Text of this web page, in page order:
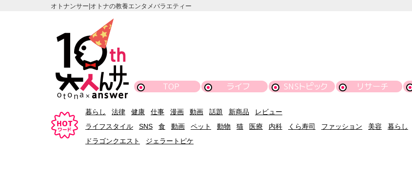
オトナンサー|オトナの教養エンタメバラエティー
TOP ライフ SNSトピック リサーチ
暮らし 法律 健康 仕事 漫画 動画 話題 新商品
レビュー
ライフスタイル
SNS 食 動画 ペット 動物 猫 医療 内科 くら寿司 ファッション 美容 暮らし
ドラゴンクエスト
ジェラートピケ